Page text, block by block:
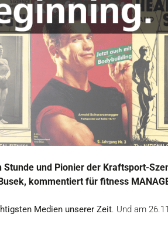
und Pionier der Kraftsport-
kommentiert für fitness
Medien unserer Zeit. Und am